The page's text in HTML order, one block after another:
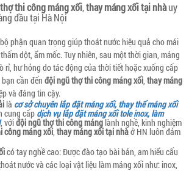
thi công máng xối,thay máng xối tại nhàuy
đầu tại Hà Nội
phận quan trọng giúp thoát nước hiệu quả cho mái
dột, ẩm mốc. Tuy nhiên, sau một thời gian, máng
rỉ, hư hỏng do tác động của thời tiết hoặc xuống cấp
cần đến đội ngũ thợ thi công máng xối, thay máng
và đáng tin cậy.
là cơ sở chuyên lắp đặt máng xối, thay thế máng xối
cung cấp dịch vụ lắp đặt máng xối tole inox, làm
, vớiđội ngũ thợ thi công mánglành nghề, kinh nghiệm
công máng xối, thay máng xối tại nhàở HN luôn đảm
có tay nghề cao: Được đào tạo bài bản, am hiểu cấu
nước và các loại vật liệu làm máng xối như: inox,